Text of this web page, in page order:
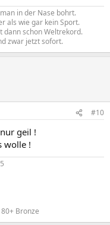
in der Nase bohrt.
als wie gar kein Sport.
dann schon Weltrekord.
zwar jetzt sofort.​
#10
geil !
wolle !
Bronze